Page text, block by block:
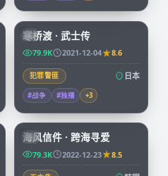
JP
99:29
寒桥渡 · 武士传
79.9K 2021-12-04 8.6
犯罪警匪 日本
#战争 #独播 +3
KR
海风信件 · 跨海寻爱
79.3K 2022-12-23 8.5